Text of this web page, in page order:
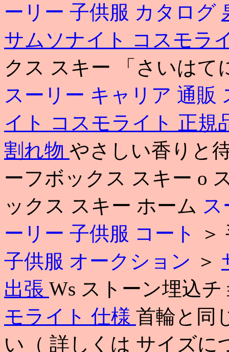
ーリー 子供服 カタログ
サムソナイト コスモラ
クス スキー 「さいはて
スーリー キャリア 通販
イト コスモライト 正規
割れ物 やさしい香りと
ーフボックス スキー o
ックス スキー ホーム
ーリー 子供服 コート
子供服 オークション ＞
出張 Ws ストーン埋込
モライト 仕様 首輪と同
い（ 詳しくは サイズに